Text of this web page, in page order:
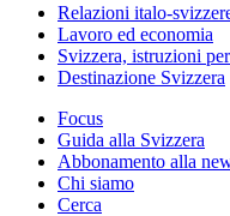
Relazioni italo-
Lavoro ed economia
Svizzera, istruzioni
Destinazione Svizzera
Focus
Guida alla Svizzera
Abbonamento alla
Chi siamo
Cerca